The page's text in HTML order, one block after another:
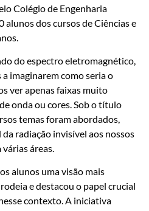
Colégio de Engenharia
alunos dos cursos de Ciências e
do espectro eletromagnético,
imaginarem como seria o
ver apenas faixas muito
onda ou cores. Sob o título
temas foram abordados,
radiação invisível aos nossos
áreas.
alunos uma visão mais
e destacou o papel crucial
contexto. A iniciativa